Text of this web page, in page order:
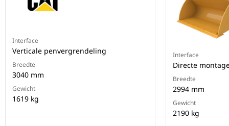
Interface
Verticale penvergrendeling
Breedte
3040 mm
Gewicht
1619 kg
Interface
Directe
Breedte
2994 mm
Gewicht
2190 kg